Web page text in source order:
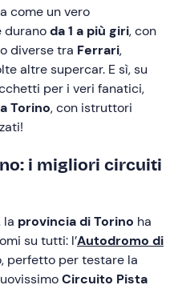
come un vero
duranoda 1 a più giri, con
diverse tra Ferrari,
altre supercar. E sì, su
per i veri fanatici,
Torino, con istruttori
i migliori circuiti
la provincia di Torino ha
su tutti: l’Autodromo di
perfetto per testare la
Circuito Pista